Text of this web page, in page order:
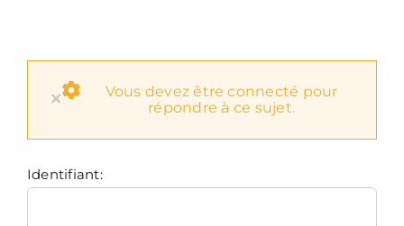
×
Vous devez être connecté pour
répondre à ce sujet.
Identifiant: